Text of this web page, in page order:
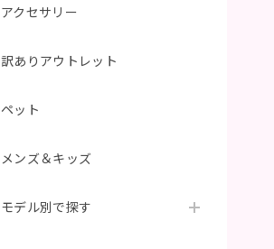
アクセサリー
訳ありアウトレット
ペット
メンズ＆キッズ
モデル別で探す